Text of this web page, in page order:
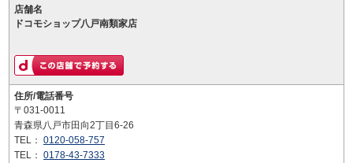
店舗名
ドコモショップ八戸南類家店
住所/電話番号
〒031-0011
青森県八戸市田向2丁目6-26
TEL： 0120-058-757
TEL： 0178-43-7333